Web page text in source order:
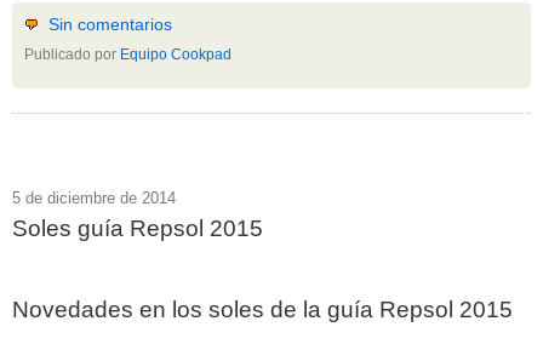
Sin comentarios
Publicado por Equipo Cookpad
5 de diciembre de 2014
Soles guía Repsol 2015
Novedades en los soles de la guía Repsol 2015